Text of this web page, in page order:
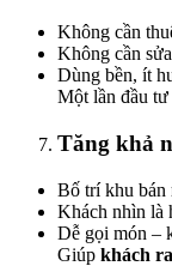
Không cần
Không cần
Dùng bền, ít
Một lần đầu
Tăng khả
Bố trí khu bán
Khách nhìn là
Dễ gọi món –
Giúp khách